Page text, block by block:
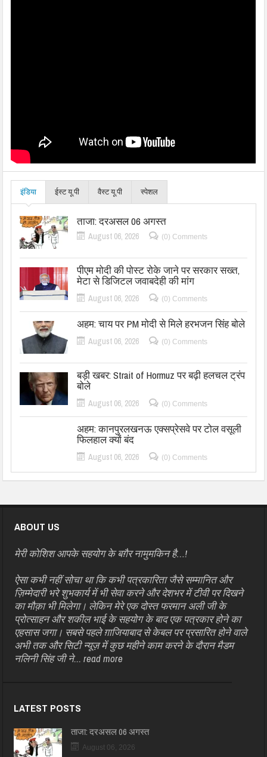
इंडिया ईस्ट यू.पी वैस्ट यू.पी स्पेशल
ताजा: दरअसल 06 अगस्त
August 06, 2026 (0) Comments
पीएम मोदी की पोस्ट रोके जाने पर सरकार सख्त,
मेटा से डिजिटल जवाबदेही की मांग
August 06, 2026 (0) Comments
अहम: चाय पर PM मोदी से मिले हरभजन सिंह बोले
August 06, 2026 (0) Comments
बड़ी खबर: Strait of Hormuz पर बढ़ी हलचल ट्रंप
बोले
August 06, 2026 (0) Comments
अहम: कानपुरलखनऊ एक्सप्रेसवे पर टोल वसूली
फिलहाल क्यों बंद
August 06, 2026 (0) Comments
ABOUT US
मेरी कोशिश आपके सहयोग के बग़ैर नामुमकिन है…!
ऐसा कभी नहीं सोचा था कि कभी पत्रकारिता जैसे सम्मानित और
ज़िम्मेदारी भरे शुभकार्य में भी सेवा करने और देशभर में टीवी पर दिखने
का मौक़ा भी मिलेगा। लेकिन मेरे एक दोस्त फरमान अली जी के
प्रोत्साहन और शकील भाई के सहयोग के बाद एक पत्रकार होने का
एहसास जगा। सबसे पहले ग़ाजियाबाद से केबल पर प्रसारित होने वाले
अभी तक और सिटी न्यूज़ में कुछ महीने काम करने के दौरान मैडम
नलिनी सिंह जी ने...read more
LATEST POSTS
ताजा: दरअसल 06 अगस्त
August 06, 2026